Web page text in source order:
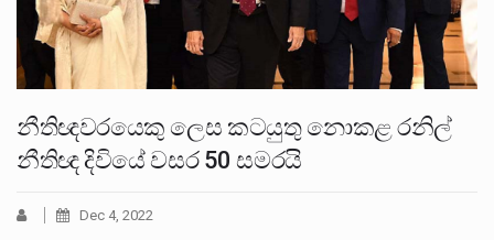
නීතිඥවරයෙකු ලෙස කටයුතු නොකළ රනිල්
නීතිඥ දිවියේ වසර 50 සමරයි
Dec 4, 2022